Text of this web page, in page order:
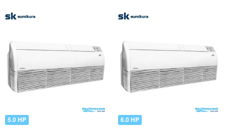
5.0 HP 6.0 HP